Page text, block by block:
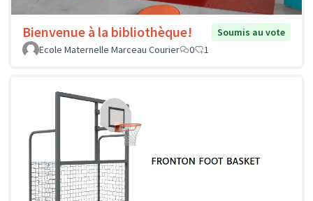
Bienvenue à la bibliothèque!
Soumis au vote
Ecole Maternelle Marceau Courier
0 1